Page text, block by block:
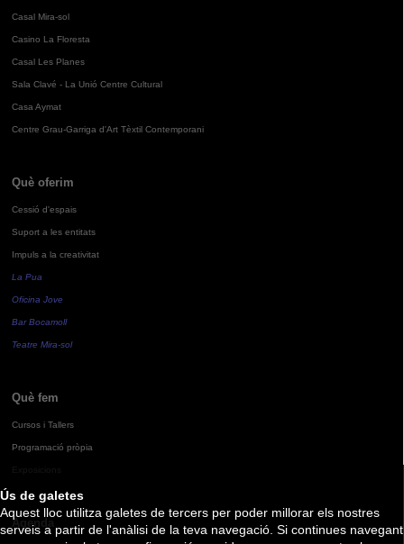
Ús de galetes
Aquest lloc utilitza galetes de tercers per poder millorar els nostres
serveis a partir de l'anàlisi de la teva navegació. Si continues navegant
Casal Mira-sol
Casino La Floresta
Casal Les Planes
Sala Clavé - La Unió Centre Cultural
Casa Aymat
Centre Grau-Garriga d'Art Tèxtil Contemporani
Què oferim
Cessió d'espais
Suport a les entitats
Impuls a la creativitat
La Pua
Oficina Jove
Bar Bocamoll
Teatre Mira-sol
Què fem
Cursos i Tallers
Programació pròpia
Agenda